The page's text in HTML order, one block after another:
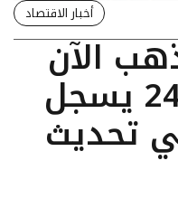
أخبار الاقتصاد
الآن
في مصر: عيار 24 يسجل
في تحديث